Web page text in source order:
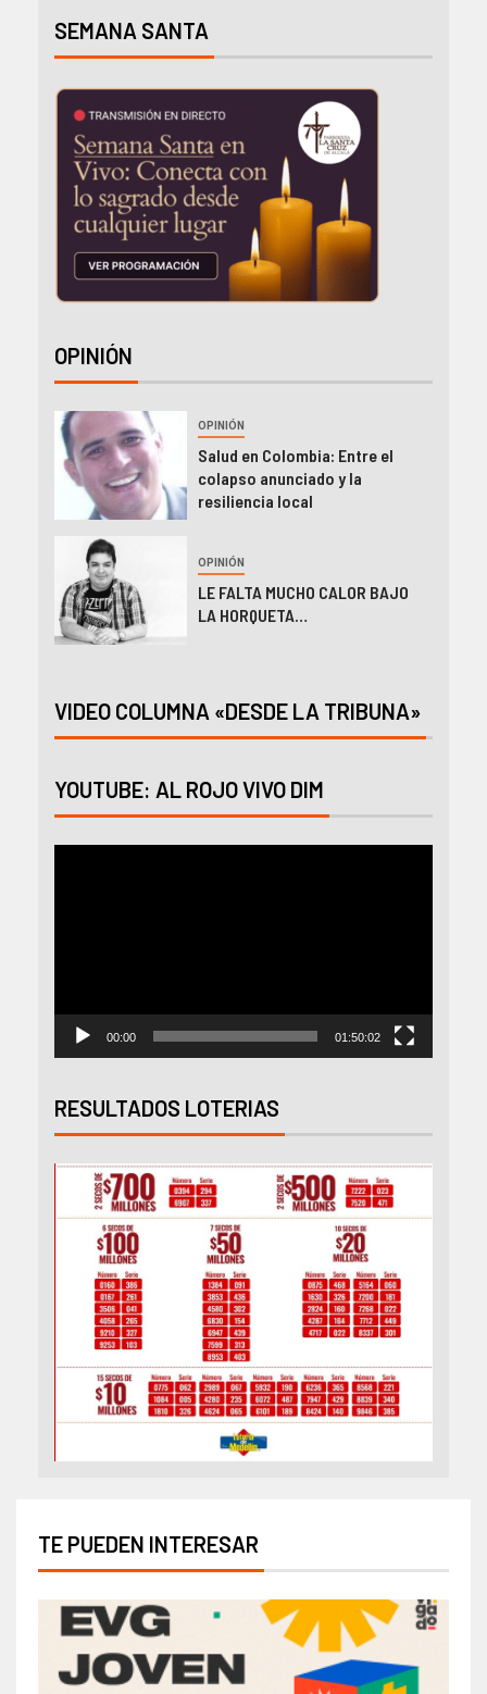
SEMANA SANTA
OPINIÓN
OPINIÓN
Salud en Colombia: Entre el
colapso anunciado y la
resiliencia local
OPINIÓN
LE FALTA MUCHO CALOR BAJO
LA HORQUETA…
VIDEO COLUMNA «DESDE LA TRIBUNA»
YOUTUBE: AL ROJO VIVO DIM
00:00 01:50:02
RESULTADOS LOTERIAS
TE PUEDEN INTERESAR